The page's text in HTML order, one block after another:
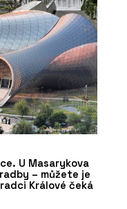
U Masarykova
– můžete je
Králové čeká